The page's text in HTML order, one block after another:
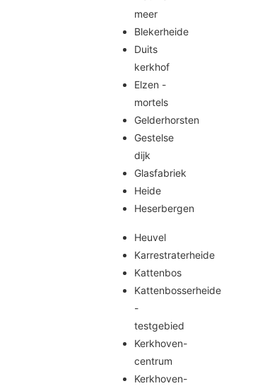
meer
Blekerheide
Duits
kerkhof
Elzen -
mortels
Gelderhorsten
Gestelse
dijk
Glasfabriek
Heide
Heserbergen
Heuvel
Karrestraterheide
Kattenbos
Kattenbosserheide
-
testgebied
Kerkhoven-
centrum
Kerkhoven-